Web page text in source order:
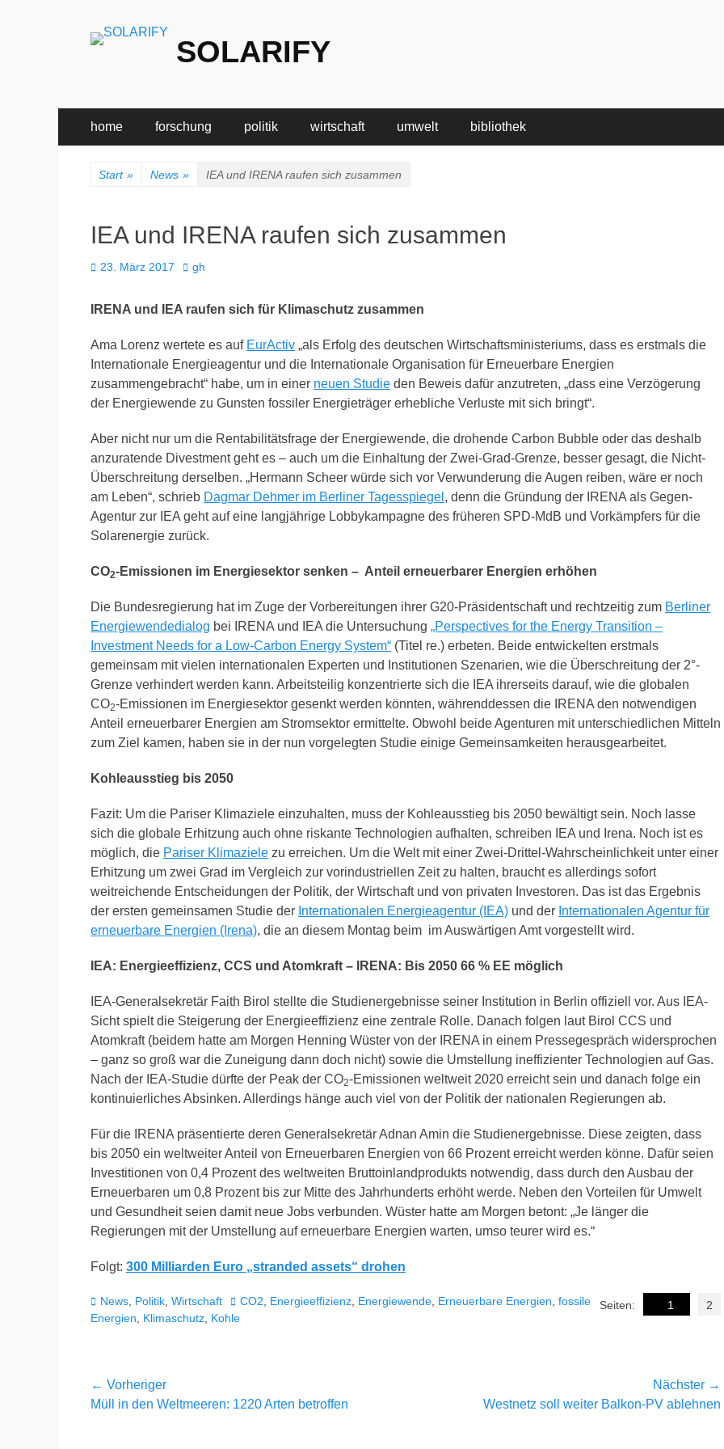
SOLARIFY
Primäres
Menü
home forschung politik wirtschaft umwelt bibliothek
Start » News » IEA und IRENA raufen sich zusammen
IEA und IRENA raufen sich zusammen
Veröffentlicht
23. März 2017 Autor
gh
IRENA und IEA raufen sich für Klimaschutz zusammen
Ama Lorenz wertete es auf EurActiv „als Erfolg des deutschen Wirtschaftsministeriums, dass es erstmals die
Internationale Energieagentur und die Internationale Organisation für Erneuerbare Energien
zusammengebracht“ habe, um in einer neuen Studie den Beweis dafür anzutreten, „dass eine Verzögerung
der Energiewende zu Gunsten fossiler Energieträger erhebliche Verluste mit sich bringt“.
Aber nicht nur um die Rentabilitätsfrage der Energiewende, die drohende Carbon Bubble oder das deshalb
anzuratende Divestment geht es – auch um die Einhaltung der Zwei-Grad-Grenze, besser gesagt, die Nicht-
Überschreitung derselben. „Hermann Scheer würde sich vor Verwunderung die Augen reiben, wäre er noch
am Leben“, schrieb Dagmar Dehmer im Berliner Tagesspiegel , denn die Gründung der IRENA als Gegen-
Agentur zur IEA geht auf eine langjährige Lobbykampagne des früheren SPD-MdB und Vorkämpfers für die
Solarenergie zurück.
CO2-Emissionen im Energiesektor senken – Anteil erneuerbarer Energien erhöhen
Die Bundesregierung hat im Zuge der Vorbereitungen ihrer G20-Präsidentschaft und rechtzeitig zum Berliner
Energiewendedialog bei IRENA und IEA die Untersuchung „Perspectives for the Energy Transition –
Investment Needs for a Low-Carbon Energy System“ (Titel re.) erbeten. Beide entwickelten erstmals
gemeinsam mit vielen internationalen Experten und Institutionen Szenarien, wie die Überschreitung der 2°-
Grenze verhindert werden kann. Arbeitsteilig konzentrierte sich die IEA ihrerseits darauf, wie die globalen
CO2-Emissionen im Energiesektor gesenkt werden könnten, währenddessen die IRENA den notwendigen
Anteil erneuerbarer Energien am Stromsektor ermittelte. Obwohl beide Agenturen mit unterschiedlichen Mitteln
zum Ziel kamen, haben sie in der nun vorgelegten Studie einige Gemeinsamkeiten herausgearbeitet.
Kohleausstieg bis 2050
Fazit: Um die Pariser Klimaziele einzuhalten, muss der Kohleausstieg bis 2050 bewältigt sein. Noch lasse
sich die globale Erhitzung auch ohne riskante Technologien aufhalten, schreiben IEA und Irena. Noch ist es
möglich, die Pariser Klimaziele zu erreichen. Um die Welt mit einer Zwei-Drittel-Wahrscheinlichkeit unter einer
Erhitzung um zwei Grad im Vergleich zur vorindustriellen Zeit zu halten, braucht es allerdings sofort
weitreichende Entscheidungen der Politik, der Wirtschaft und von privaten Investoren. Das ist das Ergebnis
der ersten gemeinsamen Studie der Internationalen Energieagentur (IEA) und der Internationalen Agentur für
erneuerbare Energien (Irena), die an diesem Montag beim im Auswärtigen Amt vorgestellt wird.
IEA: Energieeffizienz, CCS und Atomkraft – IRENA: Bis 2050 66 % EE möglich
IEA-Generalsekretär Faith Birol stellte die Studienergebnisse seiner Institution in Berlin offiziell vor. Aus IEA-
Sicht spielt die Steigerung der Energieeffizienz eine zentrale Rolle. Danach folgen laut Birol CCS und
Atomkraft (beidem hatte am Morgen Henning Wüster von der IRENA in einem Pressegespräch widersprochen
– ganz so groß war die Zuneigung dann doch nicht) sowie die Umstellung ineffizienter Technologien auf Gas.
Nach der IEA-Studie dürfte der Peak der CO2-Emissionen weltweit 2020 erreicht sein und danach folge ein
kontinuierliches Absinken. Allerdings hänge auch viel von der Politik der nationalen Regierungen ab.
Für die IRENA präsentierte deren Generalsekretär Adnan Amin die Studienergebnisse. Diese zeigten, dass
bis 2050 ein weltweiter Anteil von Erneuerbaren Energien von 66 Prozent erreicht werden könne. Dafür seien
Investitionen von 0,4 Prozent des weltweiten Bruttoinlandprodukts notwendig, dass durch den Ausbau der
Erneuerbaren um 0,8 Prozent bis zur Mitte des Jahrhunderts erhöht werde. Neben den Vorteilen für Umwelt
und Gesundheit seien damit neue Jobs verbunden. Wüster hatte am Morgen betont: „Je länger die
Regierungen mit der Umstellung auf erneuerbare Energien warten, umso teurer wird es.“
Folgt: 300 Milliarden Euro „stranded assets“ drohen
Seiten: 1 2
Kategorien
News Politik Wirtschaft Schlagworte
CO2 Energieeffizienz Energiewende Erneuerbare Energien fossile
Energien
Klimaschutz Kohle
Beitragsnavigation
← Vorheriger
Vorheriger
Müll in den Weltmeeren: 1220 Arten betroffen
Nächster →
Westnetz soll weiter Balkon-PV ablehnen